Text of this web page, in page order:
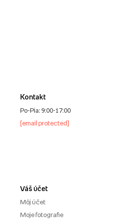
Kontakt
Po-Pia: 9:00-17:00
[email protected]
Váš účet
Môj účet
Moje fotografie